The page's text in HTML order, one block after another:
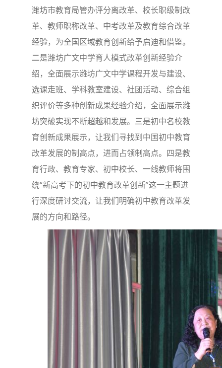
潍坊市教育局管办评分离改革、校长职级制改
革、教师职称改革、中考改革及教育综合改革
经验，为全国区域教育创新给予启迪和借鉴。
二是潍坊广文中学育人模式改革创新经验介
绍，全面展示潍坊广文中学课程开发与建设、
选课走班、学科教室建设、社团活动、综合组
织评价等多种创新成果经验介绍，全面展示潍
坊突破实现不断超越和发展。三是初中名校教
育创新成果展示，让我们寻找到中国初中教育
改革发展的制高点，进而占领制高点。四是教
育行政、教育专家、初中校长、一线教师将围
绕“新高考下的初中教育改革创新”这一主题进
行深度研讨交流，让我们明确初中教育改革发
展的方向和路径。